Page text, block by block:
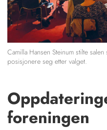
Camilla Hansen Steinum stilte
posisjonere seg etter valget.
foreningen